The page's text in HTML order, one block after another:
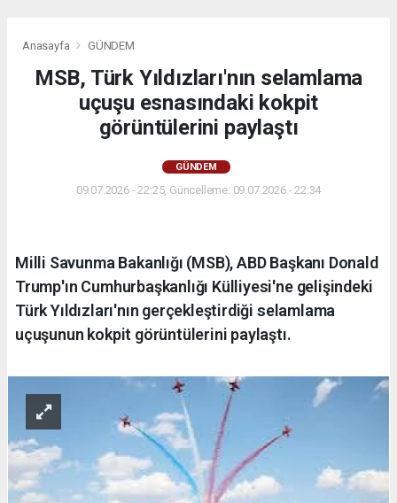
Anasayfa GÜNDEM
MSB, Türk Yıldızları'nın selamlama
uçuşu esnasındaki kokpit
görüntülerini paylaştı
GÜNDEM
09.07.2026 - 22:25, Güncelleme: 09.07.2026 - 22:34
Milli Savunma Bakanlığı (MSB), ABD Başkanı Donald
Trump'ın Cumhurbaşkanlığı Külliyesi'ne gelişindeki
Türk Yıldızları'nın gerçekleştirdiği selamlama
uçuşunun kokpit görüntülerini paylaştı.